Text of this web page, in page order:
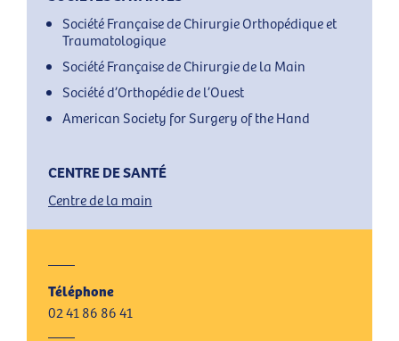
Société Française de Chirurgie Orthopédique et
Traumatologique
Société Française de Chirurgie de la Main
Société d’Orthopédie de l’Ouest
American Society for Surgery of the Hand
CENTRE DE SANTÉ
Centre de la main
Téléphone
02 41 86 86 41